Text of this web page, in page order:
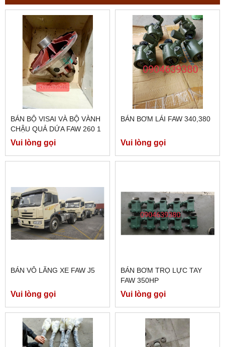
BÁN BỘ VISAI VÀ BỘ VÀNH
CHẬU QUẢ DỨA FAW 260 1
CẦU MÁY ĐIỆN
Vui lòng gọi
BÁN BƠM LÁI FAW 340,380
Vui lòng gọi
BÁN VÔ LĂNG XE FAW J5
Vui lòng gọi
BÁN BƠM TRỌ LỰC TAY
FAW 350HP
Vui lòng gọi